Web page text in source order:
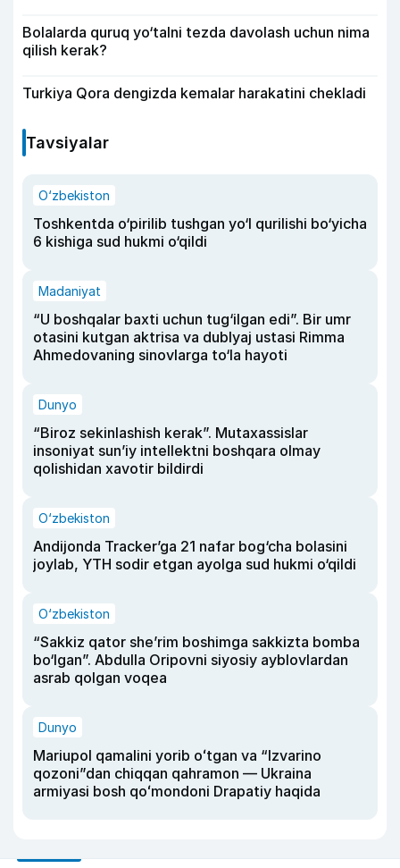
Bolalarda quruq yo‘talni tezda davolash uchun nima
qilish kerak?
Turkiya Qora dengizda kemalar harakatini chekladi
Tavsiyalar
O‘zbekiston
Toshkentda o‘pirilib tushgan yo‘l qurilishi bo‘yicha
6 kishiga sud hukmi o‘qildi
Madaniyat
“U boshqalar baxti uchun tug‘ilgan edi”. Bir umr
otasini kutgan aktrisa va dublyaj ustasi Rimma
Ahmedovaning sinovlarga to‘la hayoti
Dunyo
“Biroz sekinlashish kerak”. Mutaxassislar
insoniyat sun’iy intellektni boshqara olmay
qolishidan xavotir bildirdi
O‘zbekiston
Andijonda Tracker’ga 21 nafar bog‘cha bolasini
joylab, YTH sodir etgan ayolga sud hukmi o‘qildi
O‘zbekiston
“Sakkiz qator she’rim boshimga sakkizta bomba
bo‘lgan”. Abdulla Oripovni siyosiy ayblovlardan
asrab qolgan voqea
Dunyo
Mariupol qamalini yorib oʻtgan va “Izvarino
qozoni”dan chiqqan qahramon — Ukraina
armiyasi bosh qoʻmondoni Drapatiy haqida